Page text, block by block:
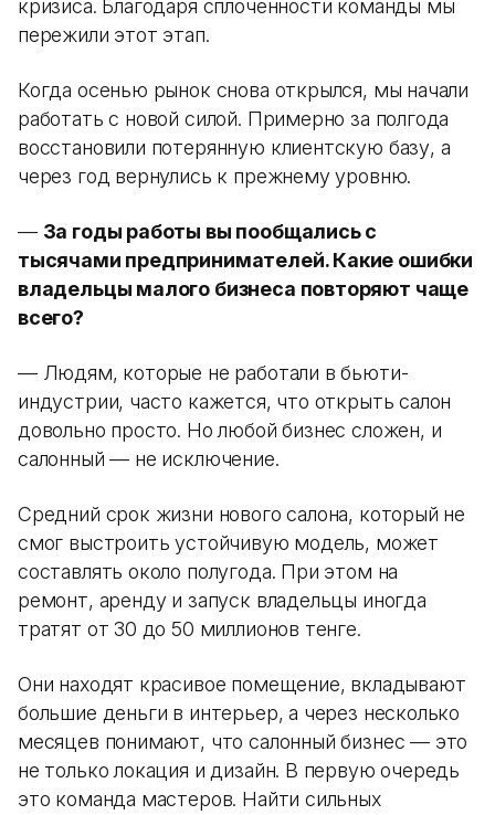
кризиса. Благодаря сплоченности команды мы
пережили этот этап.
Когда осенью рынок снова открылся, мы начали
работать с новой силой. Примерно за полгода
восстановили потерянную клиентскую базу, а
через год вернулись к прежнему уровню.
— За годы работы вы пообщались с
тысячами предпринимателей. Какие ошибки
владельцы малого бизнеса повторяют чаще
всего?
— Людям, которые не работали в бьюти-
индустрии, часто кажется, что открыть салон
довольно просто. Но любой бизнес сложен, и
салонный — не исключение.
Средний срок жизни нового салона, который не
смог выстроить устойчивую модель, может
составлять около полугода. При этом на
ремонт, аренду и запуск владельцы иногда
тратят от 30 до 50 миллионов тенге.
Они находят красивое помещение, вкладывают
большие деньги в интерьер, а через несколько
месяцев понимают, что салонный бизнес — это
не только локация и дизайн. В первую очередь
это команда мастеров. Найти сильных